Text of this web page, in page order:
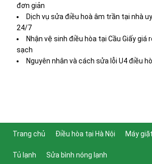
đơn giản
Dịch vụ sửa điều hoà âm trần tại nhà
24/7
Nhận vệ sinh điều hòa tại Cầu Giấy giá
sạch
Nguyên nhân và cách sửa lỗi U4 điều
Trang chủ Điều hòa tại Hà Nội Máy giặt
Tủ lạnh Sửa bình nóng lạnh